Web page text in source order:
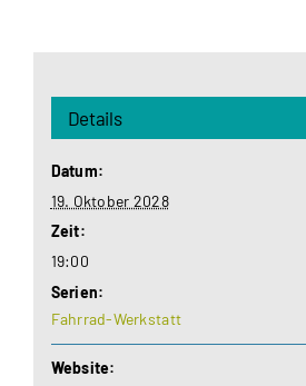
Details
Datum:
19. Oktober 2028
Zeit:
19:00
Serien:
Fahrrad-Werkstatt
Website: